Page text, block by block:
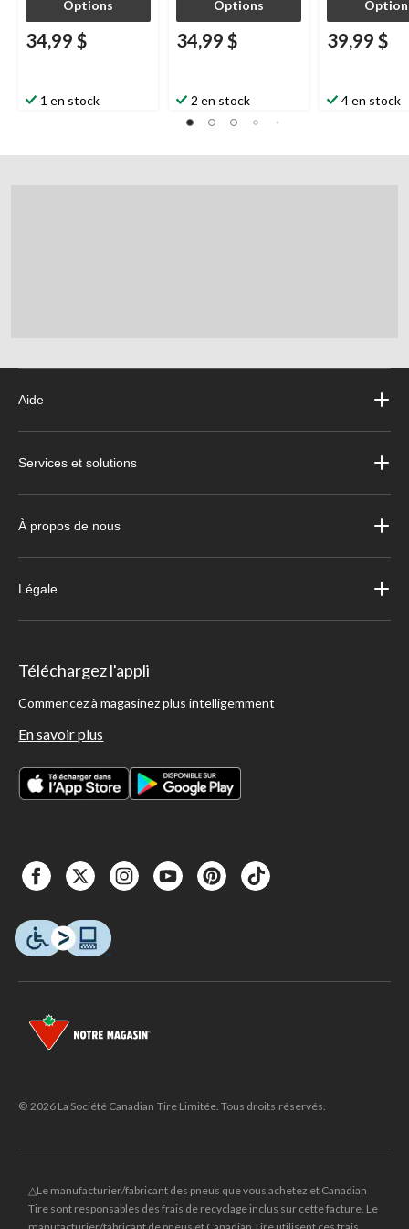
Options
34,99 $
1 en stock
Options
34,99 $
2 en stock
39,99 $
4 en stock
Aide
Services et solutions
À propos de nous
Légale
Téléchargez l'appli
Commencez à magasinez plus intelligemment
En savoir plus
© 2026 La Société Canadian Tire Limitée. Tous droits réservés.
△Le manufacturier/fabricant des pneus que vous achetez et Canadian
Tire sont responsables des frais de recyclage inclus sur cette facture. Le